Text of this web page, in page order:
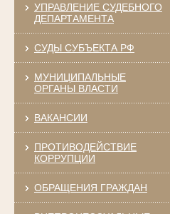
УПРАВЛЕНИЕ СУДЕБНОГО
ДЕПАРТАМЕНТА
СУДЫ СУБЪЕКТА РФ
МУНИЦИПАЛЬНЫЕ
ОРГАНЫ ВЛАСТИ
ВАКАНСИИ
ПРОТИВОДЕЙСТВИЕ
КОРРУПЦИИ
ОБРАЩЕНИЯ ГРАЖДАН